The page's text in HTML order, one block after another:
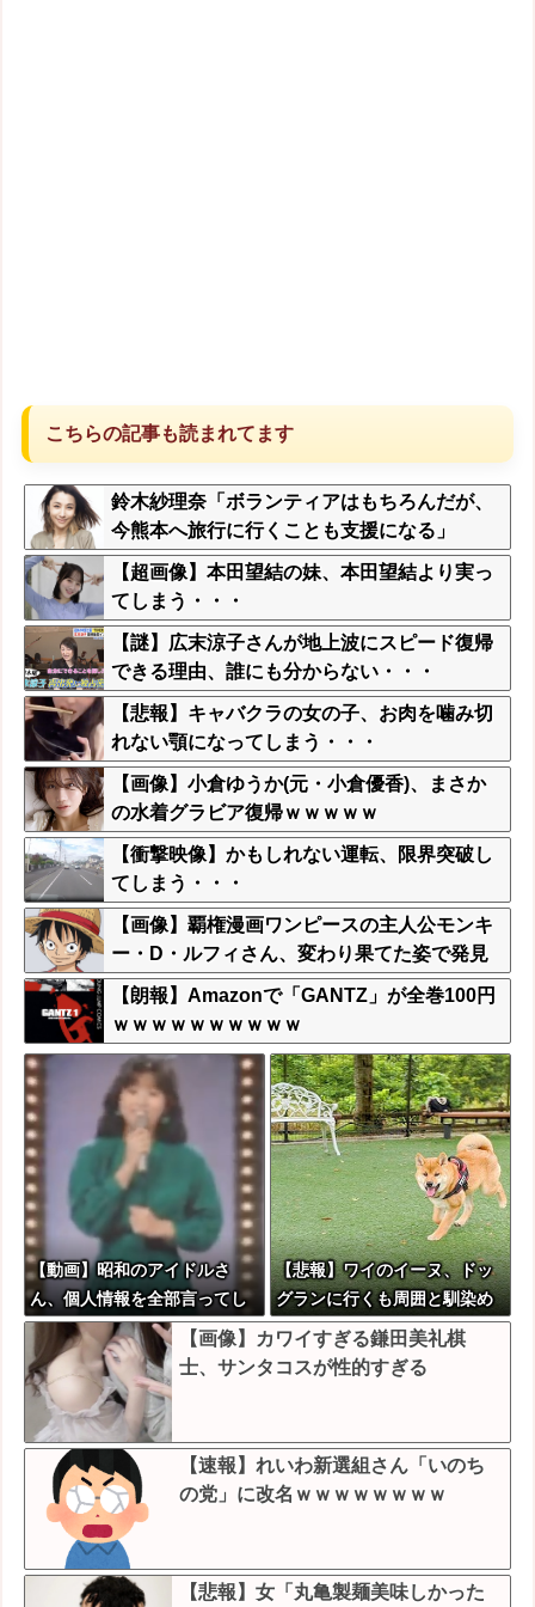
こちらの記事も読まれてます
鈴木紗理奈「ボランティアはもちろんだが、
今熊本へ旅行に行くことも支援になる」
【超画像】本田望結の妹、本田望結より実っ
てしまう・・・
【謎】広末涼子さんが地上波にスピード復帰
できる理由、誰にも分からない・・・
【悲報】キャバクラの女の子、お肉を噛み切
れない顎になってしまう・・・
【画像】小倉ゆうか(元・小倉優香)、まさか
の水着グラビア復帰ｗｗｗｗｗ
【衝撃映像】かもしれない運転、限界突破し
てしまう・・・
【画像】覇権漫画ワンピースの主人公モンキ
ー・D・ルフィさん、変わり果てた姿で発見
される・・・
【朗報】Amazonで「GANTZ」が全巻100円
ｗｗｗｗｗｗｗｗｗｗ
【動画】昭和のアイドルさ
ん、個人情報を全部言ってし
まう
【悲報】ワイのイーヌ、ドッ
グランに行くも周囲と馴染め
ず無言の帰宅
【画像】カワイすぎる鎌田美礼棋
士、サンタコスが性的すぎる
【速報】れいわ新選組さん「いのち
の党」に改名ｗｗｗｗｗｗｗｗ
【悲報】女「丸亀製麺美味しかった